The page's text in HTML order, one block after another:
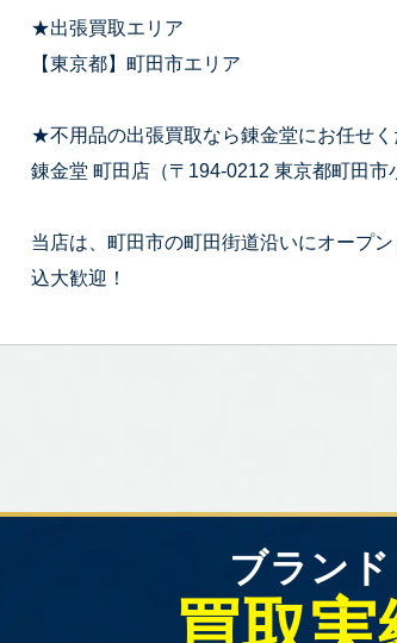
★出張買取エリア
【東京都】町田市エリア
★不用品の出張買取なら錬金堂にお任せく
錬金堂 町田店（〒194-0212 東京都町田市
当店は、町田市の町田街道沿いにオープ
込大歓迎！
ブランド